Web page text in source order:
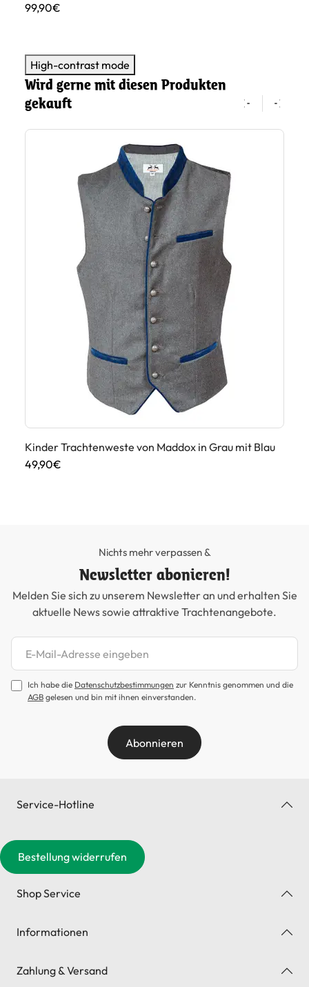
99,90€
High-contrast mode
Wird gerne mit diesen Produkten
gekauft
Kinder Trachtenweste von Maddox in Grau mit Blau
49,90€
Nichts mehr verpassen &
Newsletter abonieren!
Melden Sie sich zu unserem Newsletter an und erhalten Sie
aktuelle News sowie attraktive Trachtenangebote.
Newsletter abonnieren
Ich habe die Datenschutzbestimmungen zur Kenntnis genommen und die
AGB gelesen und bin mit ihnen einverstanden.
Abonnieren
Service-Hotline
Bestellung widerrufen
Shop Service
Informationen
Zahlung & Versand